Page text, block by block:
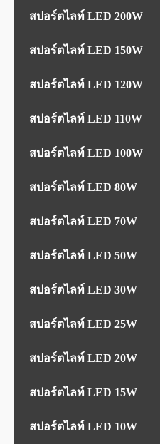
สปอร์ตไลท์ LED 200W
สปอร์ตไลท์ LED 150W
สปอร์ตไลท์ LED 120W
สปอร์ตไลท์ LED 110W
สปอร์ตไลท์ LED 100W
สปอร์ตไลท์ LED 80W
สปอร์ตไลท์ LED 70W
สปอร์ตไลท์ LED 50W
สปอร์ตไลท์ LED 30W
สปอร์ตไลท์ LED 25W
สปอร์ตไลท์ LED 20W
สปอร์ตไลท์ LED 15W
สปอร์ตไลท์ LED 10W